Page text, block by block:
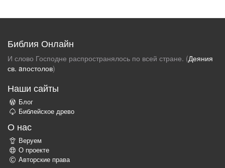
Библия Онлайн
И слово Господне распространялось по всей стране. (Деяния
св. aпостолов)
Наши сайты
Блог
Библейское древо
О нас
Веруем
О проекте
Авторские права